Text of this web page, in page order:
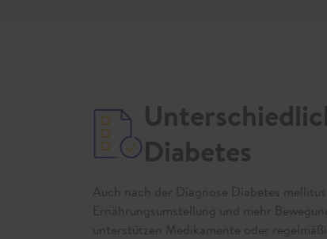
Diabetes
Auch nach der Diagnose Diabetes
Ernährungsumstellung und mehr
unterstützen Medikamente oder